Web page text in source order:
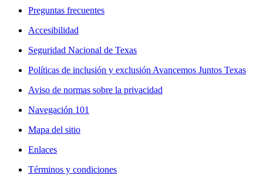
Preguntas frecuentes
Accesibilidad
Seguridad Nacional de Texas
Políticas de inclusión y exclusión Avancemos Juntos Texas
Aviso de normas sobre la privacidad
Navegación 101
Mapa del sitio
Enlaces
Términos y condiciones